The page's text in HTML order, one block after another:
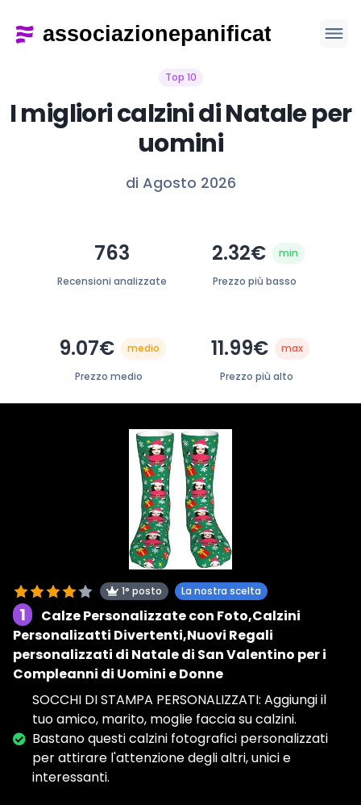
Top 10
I migliori calzini di Natale per
uomini
di Agosto 2026
763
Recensioni analizzate
2.32€ min
Prezzo più basso
9.07€ medio
Prezzo medio
11.99€ max
Prezzo più alto
1° posto La nostra scelta
1
Calze Personalizzate con Foto,Calzini
Personalizatti Divertenti,Nuovi Regali
personalizzati di Natale di San Valentino per i
Compleanni di Uomini e Donne
SOCCHI DI STAMPA PERSONALIZZATI: Aggiungi il
tuo amico, marito, moglie faccia su calzini.
Bastano questi calzini fotografici personalizzati
per attirare l'attenzione degli altri, unici e
interessanti.